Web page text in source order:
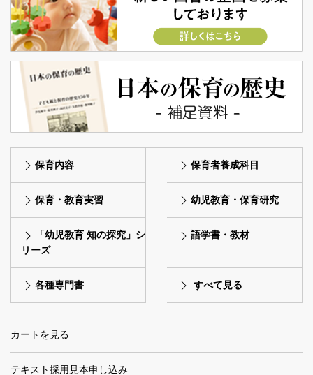
保育内容 保育者養成科目
保育・教育実習 幼児教育・保育研究
「幼児教育 知の探究」シ
リーズ
語学書・教材
各種専門書 すべて見る
カートを見る
テキスト採用見本申し込み